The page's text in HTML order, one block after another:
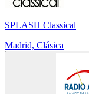
SPLASH Classical
Madrid, Clásica